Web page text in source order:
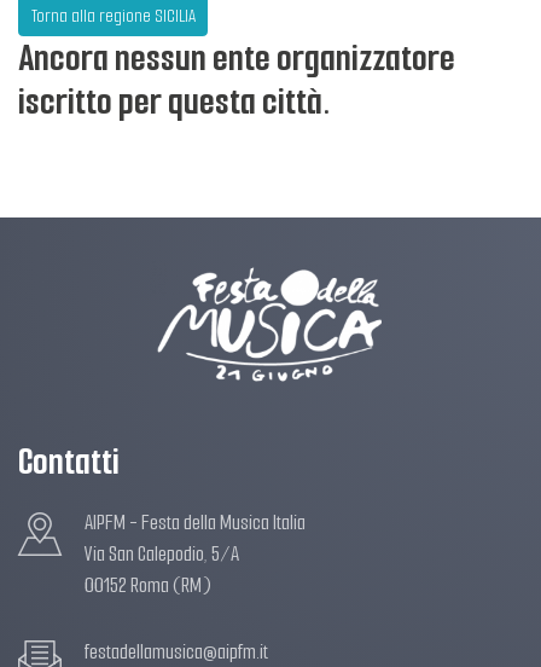
Torna alla regione SICILIA
Ancora nessun ente organizzatore
iscritto per questa città.
Contatti
AIPFM - Festa della Musica Italia
Via San Calepodio, 5/A
00152 Roma (RM)
festadellamusica@aipfm.it